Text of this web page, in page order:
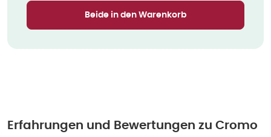
Beide in den Warenkorb
Erfahrungen und Bewertungen zu Cromo